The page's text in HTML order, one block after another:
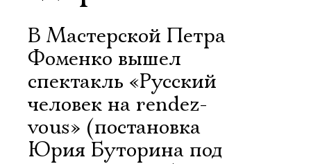
В Мастерской Петра
Фоменко вышел
спектакль «Русский
человек на rendez-
vous» (постановка
Юрия Буторина под